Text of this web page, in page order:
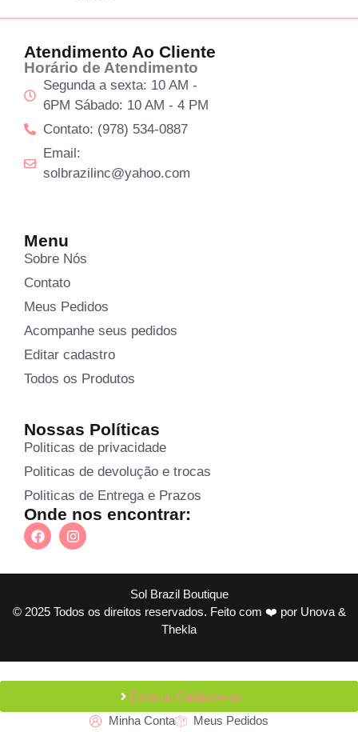
Atendimento Ao Cliente
Horário de Atendimento
Segunda a sexta: 10 AM -
6PM Sábado: 10 AM - 4 PM
Contato: (978) 534-0887
Email:
solbrazilinc@yahoo.com
Menu
Sobre Nós
Contato
Meus Pedidos
Acompanhe seus pedidos
Editar cadastro
Todos os Produtos
Nossas Políticas
Politicas de privacidade
Politicas de devolução e trocas
Politicas de Entrega e Prazos
Onde nos encontrar:
Sol Brazil Boutique
© 2025 Todos os direitos reservados. Feito com ❤️ por Unova &
Thekla
Entre ou Cadastre-se
Minha Conta
Meus Pedidos